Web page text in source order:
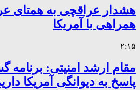
هشدار عراقچی به همتای
همراهی با آمریکا
۲:۱۵
مقام ارشد امنیتی: برنامه
پاسخ به دیوانگی آمریکا